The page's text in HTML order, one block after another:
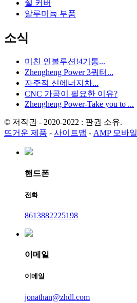
쉘 커버
알루미늄 부품
소식
미친 인볼루션!4기통...
Zhengheng Power 3쿼터...
자주적 신에너지차...
CNC 가공이 필요한 이유?
Zhengheng Power-Take you to ...
© 저작권 - 2020-2022 : 판권 소유.
뜨거운 제품 - 사이트맵 - AMP 모바일
핸드폰
전화
8613882225198
이메일
이메일
jonathan@zhdl.com